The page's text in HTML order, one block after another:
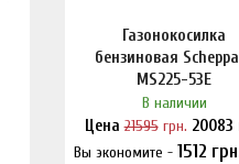
Газонокосилка
бензиновая
MS225-53E
В наличии
Цена21595грн. 20083
Вы экономите -1512
Нашли дешевле?